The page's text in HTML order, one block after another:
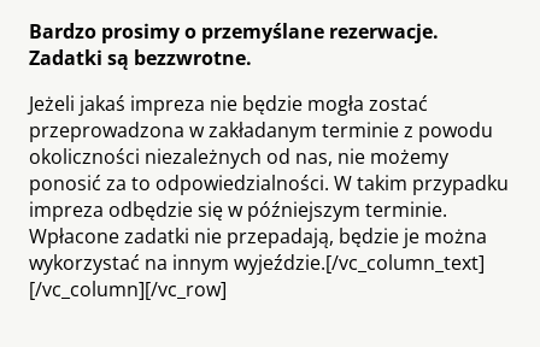
Bardzo prosimy o przemyślane rezerwacje.
Zadatki są bezzwrotne.
Jeżeli jakaś impreza nie będzie mogła zostać
przeprowadzona w zakładanym terminie z powodu
okoliczności niezależnych od nas, nie możemy
ponosić za to odpowiedzialności. W takim przypadku
impreza odbędzie się w późniejszym terminie.
Wpłacone zadatki nie przepadają, będzie je można
wykorzystać na innym wyjeździe.[/vc_column_text]
[/vc_column][/vc_row]